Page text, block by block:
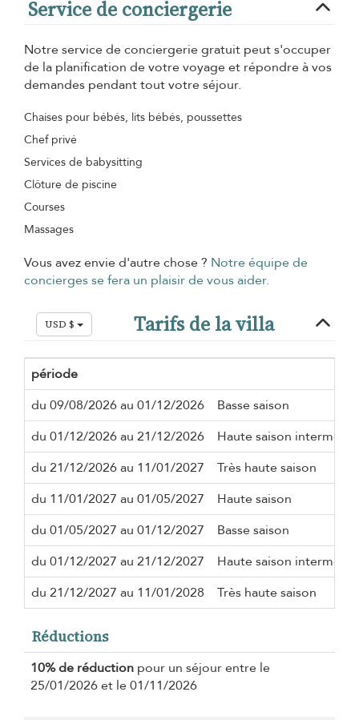
Service de conciergerie
Notre service de conciergerie gratuit peut s'occuper
de la planification de votre voyage et répondre à vos
demandes pendant tout votre séjour.
Chaises pour bébés, lits bébés, poussettes
Chef privé
Services de babysitting
Clôture de piscine
Courses
Massages
Vous avez envie d'autre chose ? Notre équipe de
concierges se fera un plaisir de vous aider.
USD $ Tarifs de la villa
période
du 09/08/2026 au 01/12/2026
Basse saison
du 01/12/2026 au 21/12/2026
Haute saison
du 21/12/2026 au 11/01/2027
Très haute saison
du 11/01/2027 au 01/05/2027
Haute saison
du 01/05/2027 au 01/12/2027
Basse saison
du 01/12/2027 au 21/12/2027
Haute saison
du 21/12/2027 au 11/01/2028
Très haute saison
Réductions
10% de réduction pour un séjour entre le
25/01/2026 et le 01/11/2026